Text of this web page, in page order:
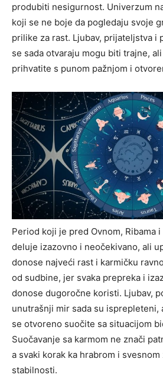
produbiti nesigurnost. Univerzum
koji se ne boje da pogledaju svoje
prilike za rast. Ljubav, prijateljstva i
se sada otvaraju mogu biti trajne,
prihvatite s punom pažnjom i
Period koji je pred Ovnom, Ribama
deluje izazovno i neočekivano, ali
donose najveći rast i karmičku
od sudbine, jer svaka prepreka i
donose dugoročne koristi. Ljubav,
unutrašnji mir sada su isprepleteni,
se otvoreno suočite sa situacijom
Suočavanje sa karmom ne znači
a svaki korak ka hrabrom i
stabilnosti.